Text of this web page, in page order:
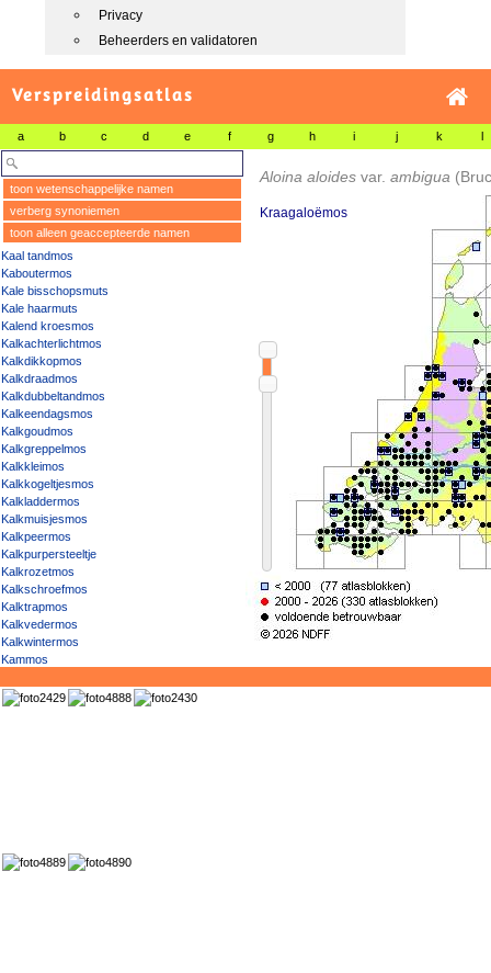
Privacy
Beheerders en validatoren
Verspreidingsatlas
a b c d e f g h i j k l
toon wetenschappelijke namen
verberg synoniemen
toon alleen geaccepteerde namen
Kaal tandmos
Kaboutermos
Kale bisschopsmuts
Kale haarmuts
Kalend kroesmos
Kalkachterlichtmos
Kalkdikkopmos
Kalkdraadmos
Kalkdubbeltandmos
Kalkeendagsmos
Kalkgoudmos
Kalkgreppelmos
Kalkkleimos
Kalkkogeltjesmos
Kalkladdermos
Kalkmuisjesmos
Kalkpeermos
Kalkpurpersteeltje
Kalkrozetmos
Kalkschroefmos
Kalktrapmos
Kalkvedermos
Kalkwintermos
Kammos
Kantig staartjesmos
Klein duinsterretje
Klein gladkelkje
Aloina aloides var. ambigua
Kraagaloëmos